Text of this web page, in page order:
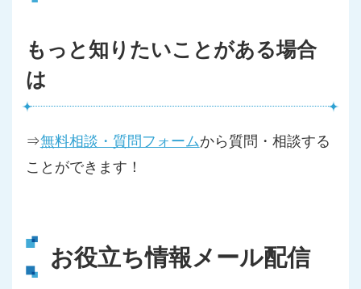
もっと知りたいことがある場合
は
⇒無料相談・質問フォームから質問・相談する
ことができます！
お役立ち情報メール配信